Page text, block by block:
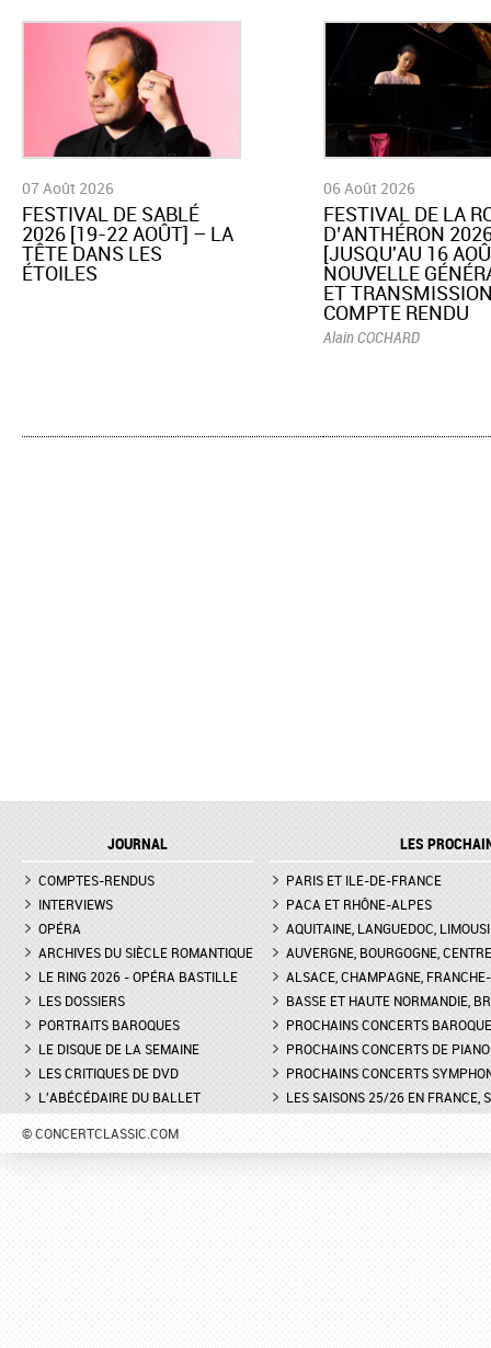
07 Août 2026
​FESTIVAL DE SABLÉ
2026 [19-22 AOÛT] – LA
TÊTE DANS LES
ÉTOILES
06 Août 2026
​FESTIVAL DE LA
D’ANTHÉRON
[JUSQU'AU 16
NOUVELLE
ET
COMPTE RENDU
Alain COCHARD
JOURNAL
COMPTES-RENDUS
INTERVIEWS
OPÉRA
ARCHIVES DU SIÈCLE ROMANTIQUE
LE RING 2026 - OPÉRA BASTILLE
LES DOSSIERS
PORTRAITS BAROQUES
LE DISQUE DE LA SEMAINE
LES CRITIQUES DE DVD
L'ABÉCÉDAIRE DU BALLET
LES
PARIS ET ILE-DE-FRANCE
PACA ET RHÔNE-ALPES
AQUITAINE, LANGUEDOC,
AUVERGNE, BOURGOGNE, CENTRE
ALSACE, CHAMPAGNE,
BASSE ET HAUTE NORMANDIE,
PROCHAINS CONCERTS
PROCHAINS CONCERTS DE PIANO
PROCHAINS CONCERTS
LES SAISONS 25/26 EN FRANCE,
© CONCERTCLASSIC.COM